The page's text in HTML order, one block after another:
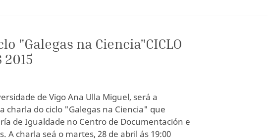
"Galegas na Ciencia"CICLO
2015
de Vigo Ana Ulla Miguel, será a
charla do ciclo "Galegas na Ciencia" que
de Igualdade no Centro de Documentación e
A charla seá o martes, 28 de abril ás 19:00